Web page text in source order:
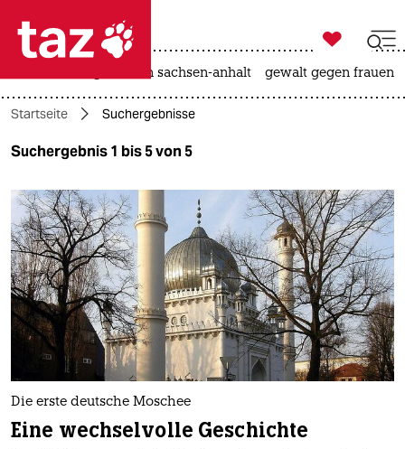
 taz zahl ich
taz zahl ich
themen
politik
öko
gesellschaft
kultur
sport
berlin

taz zahl ich
landtagswahl in sachsen-anhalt gewalt gegen frauen
Startseite Suchergebnisse
Suchergebnis 1 bis 5 von 5
Die erste deutsche Moschee
Eine wechselvolle Geschichte